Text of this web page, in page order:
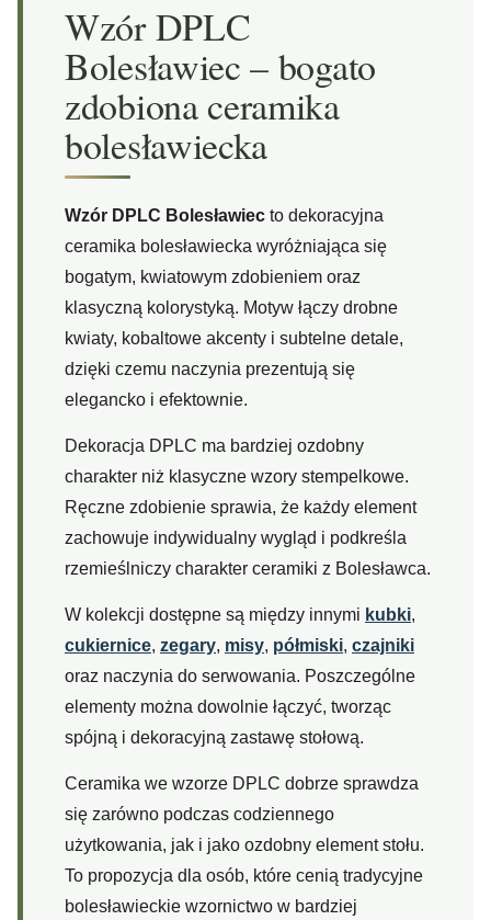
Wzór DPLC
Bolesławiec – bogato
zdobiona ceramika
bolesławiecka
Wzór DPLC Bolesławiec to dekoracyjna
ceramika bolesławiecka wyróżniająca się
bogatym, kwiatowym zdobieniem oraz
klasyczną kolorystyką. Motyw łączy drobne
kwiaty, kobaltowe akcenty i subtelne detale,
dzięki czemu naczynia prezentują się
elegancko i efektownie.
Dekoracja DPLC ma bardziej ozdobny
charakter niż klasyczne wzory stempelkowe.
Ręczne zdobienie sprawia, że każdy element
zachowuje indywidualny wygląd i podkreśla
rzemieślniczy charakter ceramiki z Bolesławca.
W kolekcji dostępne są między innymi kubki,
cukiernice, zegary, misy, półmiski, czajniki
oraz naczynia do serwowania. Poszczególne
elementy można dowolnie łączyć, tworząc
spójną i dekoracyjną zastawę stołową.
Ceramika we wzorze DPLC dobrze sprawdza
się zarówno podczas codziennego
użytkowania, jak i jako ozdobny element stołu.
To propozycja dla osób, które cenią tradycyjne
bolesławieckie wzornictwo w bardziej